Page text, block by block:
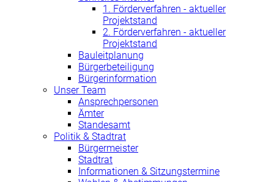
1. Förderverfahren - aktueller
Projektstand
2. Förderverfahren - aktueller
Projektstand
Bauleitplanung
Bürgerbeteiligung
Bürgerinformation
Unser Team
Ansprechpersonen
Ämter
Standesamt
Politik & Stadtrat
Bürgermeister
Stadtrat
Informationen & Sitzungstermine